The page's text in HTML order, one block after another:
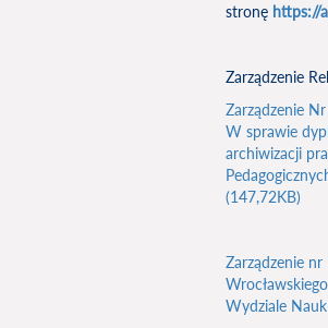
stronę https://
Zarządzenie
Zarządzenie
W sprawie
archiwizacji
(147,72KB)
Zarządzenie
Wydziale